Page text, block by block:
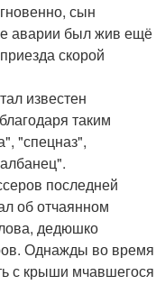
сын
аварии был жив ещё
скорой
известен
таким
"спецназ",
последней
об отчаянном
дедюшко
Однажды во время
с крыши мчавшегося